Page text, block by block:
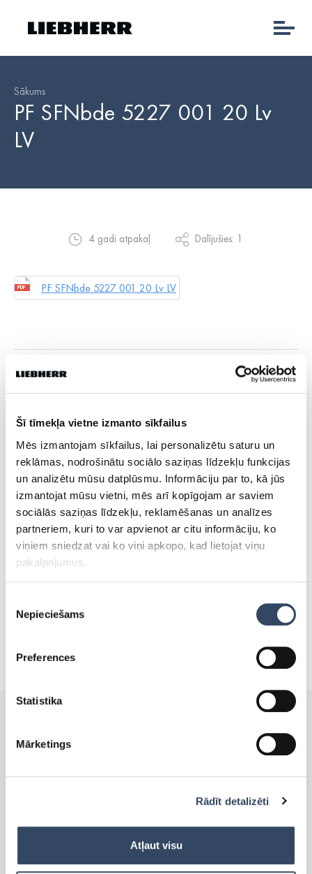
Šī tīmekļa vietne izmanto sīkfailus
Mēs izmantojam sīkfailus, lai personalizētu saturu un
reklāmas, nodrošinātu sociālo saziņas līdzekļu funkcijas
un analizētu mūsu datplūsmu. Informāciju par to, kā jūs
izmantojat mūsu vietni, mēs arī kopīgojam ar saviem
sociālās saziņas līdzekļu, reklamēšanas un analīzes
partneriem, kuri to var apvienot ar citu informāciju, ko
viņiem sniedzat vai ko viņi apkopo, kad lietojat viņu
pakalpojumus.
izvēle
Nepieciešams
Preferences
Statistika
Mārketings
Rādīt detalizēti
Atļaut visu
Sākums
PF SFNbde 5227 001 20 Lv
LV
4 gadi atpakaļ Dalījušies: 1
PF SFNbde 5227 001 20 Lv LV
Dalies
Tevi varētu interēsēt:
SALDĒTAVAS, KURAS VAR
Brīvi stāvoši ledusskapji
Iebūvējamie ledusskapji